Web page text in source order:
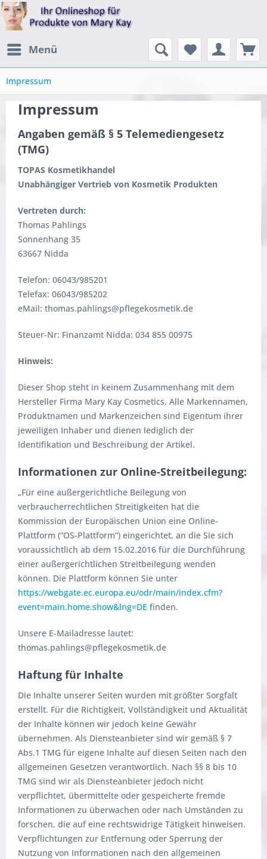
Menü
Impressum
Impressum
Angaben gemäß § 5 Telemediengesetz
(TMG)
TOPAS Kosmetikhandel
Unabhängiger Vertrieb von Kosmetik Produkten
Vertreten durch:
Thomas Pahlings
Sonnenhang 35
63667 Nidda
Telefon: 06043/985201
Telefax: 06043/985202
eMail: thomas.pahlings@pflegekosmetik.de
Steuer-Nr: Finanzamt Nidda: 034 855 00975
Hinweis:
Dieser Shop steht in keinem Zusammenhang mit dem
Hersteller Firma Mary Kay Cosmetics. Alle Markennamen,
Produktnamen und Markenzeichen sind Eigentum ihrer
jeweiligen Inhaber und dienen lediglich der
Identifikation und Beschreibung der Artikel.
Informationen zur Online-Streitbeilegung:
„Für eine außergerichtliche Beilegung von
verbraucherrechtlichen Streitigkeiten hat die
Kommission der Europäischen Union eine Online-
Plattform (“OS-Plattform”) eingerichtet, an die Sie sich
voraussichtlich ab dem 15.02.2016 für die Durchführung
einer außergerichtlichen Streitbeilegung wenden
können. Die Plattform können Sie unter
https://webgate.ec.europa.eu/odr/main/index.cfm?
event=main.home.show&lng=DE finden.
Unsere E-Mailadresse lautet:
thomas.pahlings@pflegekosmetik.de
Haftung für Inhalte
Die Inhalte unserer Seiten wurden mit größter Sorgfalt
erstellt. Für die Richtigkeit, Vollständigkeit und Aktualität
der Inhalte können wir jedoch keine Gewähr
übernehmen. Als Diensteanbieter sind wir gemäß § 7
Abs.1 TMG für eigene Inhalte auf diesen Seiten nach den
allgemeinen Gesetzen verantwortlich. Nach §§ 8 bis 10
TMG sind wir als Diensteanbieter jedoch nicht
verpflichtet, übermittelte oder gespeicherte fremde
Informationen zu überwachen oder nach Umständen zu
forschen, die auf eine rechtswidrige Tätigkeit hinweisen.
Verpflichtungen zur Entfernung oder Sperrung der
Nutzung von Informationen nach den allgemeinen